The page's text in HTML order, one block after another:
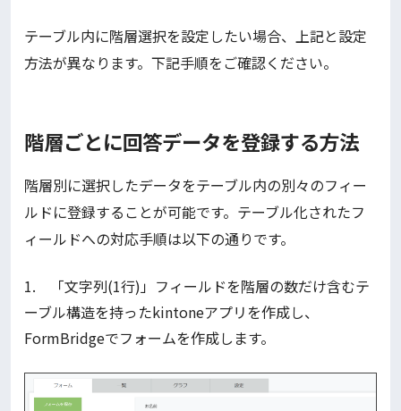
テーブル内に階層選択を設定したい場合、上記と設定
方法が異なります。下記手順をご確認ください。
階層ごとに回答データを登録する方法
階層別に選択したデータをテーブル内の別々のフィー
ルドに登録することが可能です。テーブル化されたフ
ィールドへの対応手順は以下の通りです。
1. 「文字列(1行)」フィールドを階層の数だけ含むテ
ーブル構造を持ったkintoneアプリを作成し、
FormBridgeでフォームを作成します。